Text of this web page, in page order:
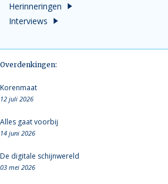
Herinneringen
Interviews
Overdenkingen:
Korenmaat
12 juli 2026
Alles gaat voorbij
14 juni 2026
De digitale schijnwereld
03 mei 2026